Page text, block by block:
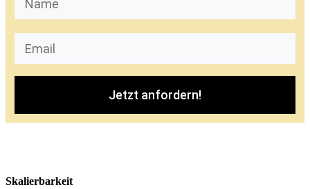
Jetzt anfordern!
Skalierbarkeit